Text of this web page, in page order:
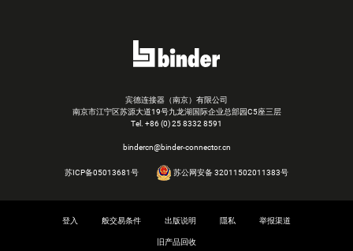
宾德连接器（南京）有限公司
南京市江宁区苏源大道19号九龙湖国际企业总部园C5座三层
Tel. +86 (0) 25 8332 8591
bindercn@binder-connector.cn
苏ICP备05013681号 苏公网安备 32011502011383号
登入 般交易条件 出版说明 隱私 举报渠道
旧产品回收